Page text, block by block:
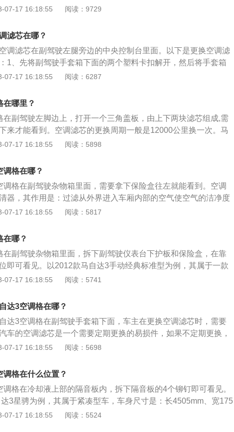
动机会带动压缩机转动，这样压缩机可以不断压缩制冷剂并且把
可以冷却鼓风机吹来的风，这样空调出风口就可以吹出冷风。汽
也会经过暖风水箱，这样空调出风口就可以吹出暖风。
07-17 16:18:55 阅读：9729
滤芯在哪？
调滤芯在副驾驶左腿旁边的中央控制台里面。以下是更换空调滤
1、先将副驾驶手套箱下面的两个塑料卡扣解开，然后将手套箱
来（注意要将里面的灯光控制线插头拔掉）。2、将手指头伸进
，将里面的两个塑料卡扣解开，然后将塑料挡板向着车尾的方向
就可以拆掉。4、塑料挡板拆掉后，就可以看到马自达星骋空调
盒子上面的螺丝拆下来，就可以将其打开，然后就可以看到里面
、将新的空调滤芯替换上，然后按照拆解挡板的顺序逆向将其装
星骋空调滤芯的全部过程就已经完成。
07-17 16:18:55 阅读：6287
在哪里？
在副驾驶左脚边上，打开一个三角盖板，由上下两块滤芯组成,需
来才能看到。空调滤芯的更换周期一般是12000公里换一次。马
更换步骤如下：1、通常将空调滤芯安装在副驾手套箱的后部，更
箱盖的固定卡扣取下拿掉，使之脱离。3、用双手将手套箱两边
套箱就可以拿下来。4、拿下手套箱就可以看到空调滤芯盖板，
侧的固定卡扣，盖板就可以取下。5、向外侧抽出旧的空调滤
滤芯装入，按拆装顺序的反向恢复原位即可。
07-17 16:18:55 阅读：5898
调格在哪？
调格在副驾驶杂物箱里面，需要拿下保险盒往左就能看到。空调
器，其作用是：过滤从外界进入车厢内部的空气使空气的洁净度
长安马自达3手动经典标准型为例，其属于一款紧凑型车，车身
典标准型搭载了1.6l自然吸气发动机，最大功率是79kw，最大功
6000rpm。
07-17 16:18:55 阅读：5817
在哪？
在副驾驶杂物箱里面，拆下副驾驶仪表台下护板和保险盒，在靠
即可看见。以2012款马自达3手动经典标准型为例，其属于一款
尺寸是：长4515mm、宽1745mm、高1465mm，轴距为2640m
速是每分钟6000rpm，与其匹配的是6挡手动变速箱。
07-17 16:18:55 阅读：5741
达3空调格在哪？
达3空调格在副驾驶手套箱下面，车主在更换空调滤芯时，需要
车的空调滤芯是一个需要定期更换的易损件，如果不定期更换，
果和车内成员的健康。长安马自达马自达3是一款紧凑型4门5座
千米。该车使用1.6LL4自然吸气发动机，发动机最大马力为107
146牛米。
07-17 16:18:55 阅读：5698
调格在什么位置？
调格在冷却液上部的隔音板内，拆下隔音板的4个铆钉即可看见。
3星骋为例，其属于紧凑型车，车身尺寸是：长4505mm、宽175
，轴距为2640mm，油箱容积为55l，整备质量为1246kg。201
07-17 16:18:55 阅读：5524